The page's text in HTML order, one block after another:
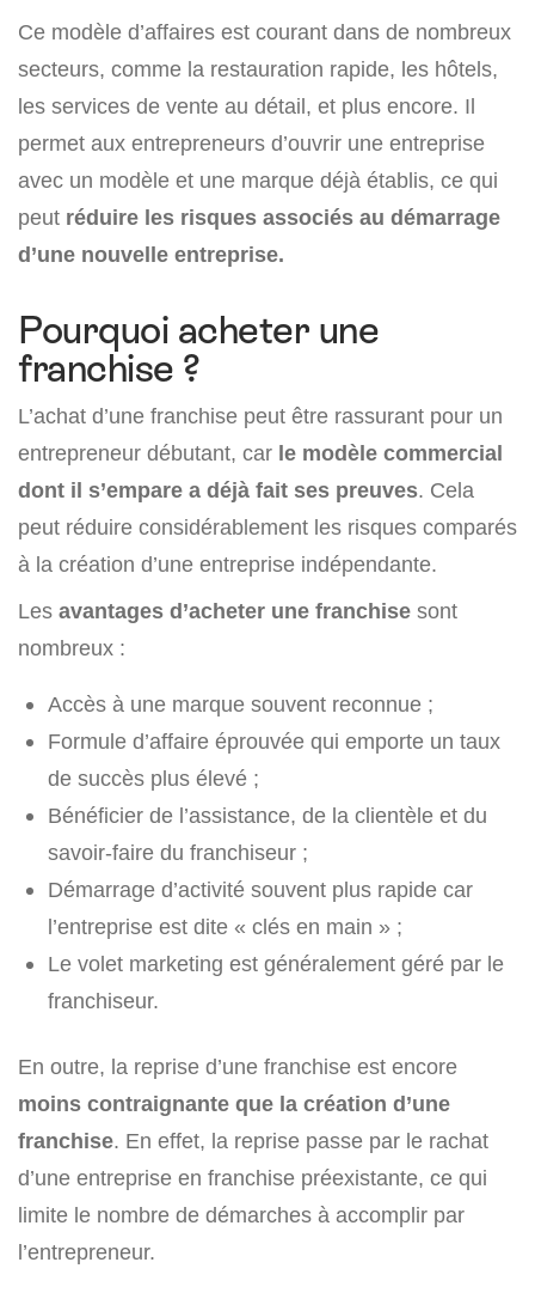
Ce modèle d’affaires est courant dans de nombreux
secteurs, comme la restauration rapide, les hôtels,
les services de vente au détail, et plus encore. Il
permet aux entrepreneurs d’ouvrir une entreprise
avec un modèle et une marque déjà établis, ce qui
peut réduire les risques associés au démarrage
d’une nouvelle entreprise.
Pourquoi acheter une
franchise ?
L’achat d’une franchise peut être rassurant pour un
entrepreneur débutant, car le modèle commercial
dont il s’empare a déjà fait ses preuves. Cela
peut réduire considérablement les risques comparés
à la création d’une entreprise indépendante.
Les avantages d’acheter une franchise sont
nombreux :
Accès à une marque souvent reconnue ;
Formule d’affaire éprouvée qui emporte un taux
de succès plus élevé ;
Bénéficier de l’assistance, de la clientèle et du
savoir-faire du franchiseur ;
Démarrage d’activité souvent plus rapide car
l’entreprise est dite « clés en main » ;
Le volet marketing est généralement géré par le
franchiseur.
En outre, la reprise d’une franchise est encore
moins contraignante que la création d’une
franchise. En effet, la reprise passe par le rachat
d’une entreprise en franchise préexistante, ce qui
limite le nombre de démarches à accomplir par
l’entrepreneur.